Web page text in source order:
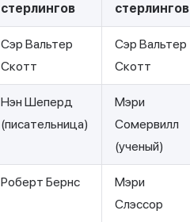
стерлингов
стерлингов
Сэр Вальтер
Скотт
Сэр Вальтер
Скотт
Нэн Шеперд
(писательница)
Мэри
Сомервилл
(ученый)
Роберт Бернс
Мэри
Слэссор